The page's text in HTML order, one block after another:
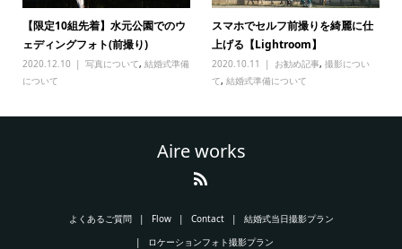
【限定10組先着】水元公園でのウ
ェディングフォト(前撮り)
2020.12.10 写真について, 結婚式準備
について
スマホでセルフ前撮りを綺麗に仕
上げる【Lightroom】
2020.10.11 お勧め記事,撮影につい
て,結婚式準備について
Aire works
よくあるご質問 Flow Contact
結婚式当日撮影プラン
ロケーションフォト撮影プラン